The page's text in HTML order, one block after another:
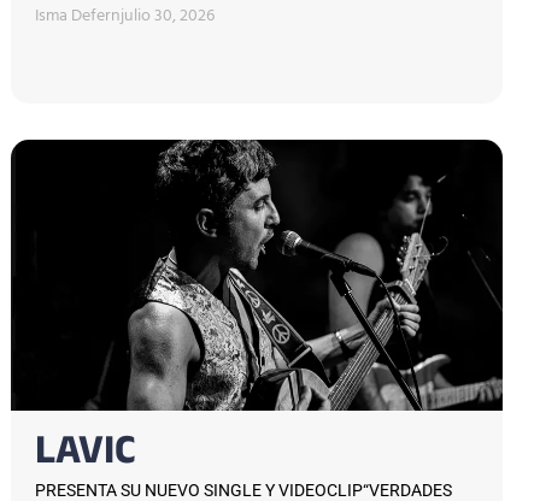
Isma Defernjulio 30, 2026
LAVIC
PRESENTA SU NUEVO SINGLE Y VIDEOCLIP“VERDADES